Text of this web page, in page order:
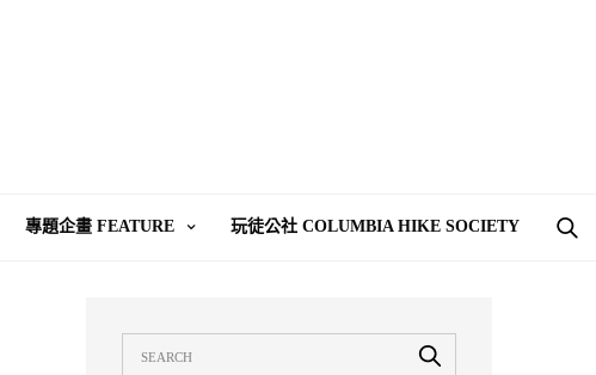
專題企畫 FEATURE 玩徒公社 COLUMBIA HIKE SOCIETY